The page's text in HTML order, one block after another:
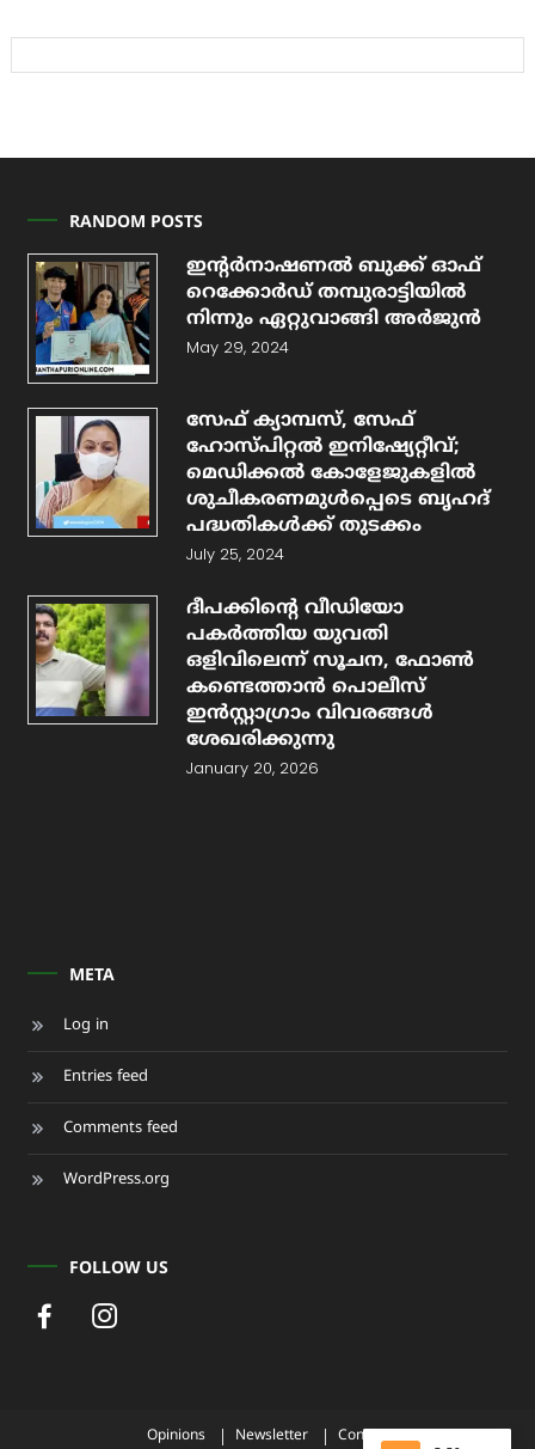
RANDOM POSTS
ഇന്റര്‍നാഷണല്‍ ബുക്ക്‌ ഓഫ്
റെക്കോര്‍ഡ്‌ തമ്പുരാട്ടിയില്‍
നിന്നും ഏറ്റുവാങ്ങി അര്‍ജുന്‍
May 29, 2024
സേഫ് ക്യാമ്പസ്, സേഫ്
ഹോസ്പിറ്റൽ ഇനിഷ്യേറ്റീവ്;
മെഡിക്കൽ കോളേജുകളിൽ
ശുചീകരണമുൾപ്പെടെ ബൃഹദ്
പദ്ധതികൾക്ക് തുടക്കം
July 25, 2024
ദീപക്കിന്റെ വീഡിയോ
പകര്‍ത്തിയ യുവതി
ഒളിവിലെന്ന് സൂചന, ഫോൺ
കണ്ടെത്താൻ പൊലീസ്
ഇൻസ്റ്റാഗ്രാം വിവരങ്ങൾ
ശേഖരിക്കുന്നു
January 20, 2026
META
Log in
Entries feed
Comments feed
WordPress.org
FOLLOW US
Opinions Newsletter Contact